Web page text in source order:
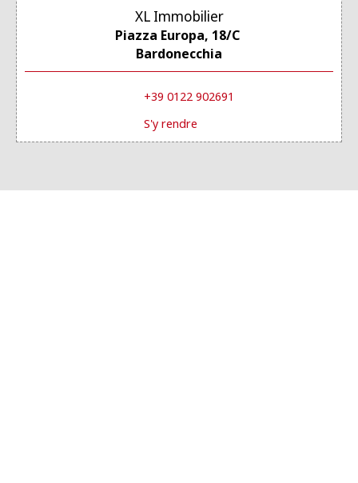
XL Immobilier
Piazza Europa, 18/C
Bardonecchia
+39 0122 902691
S'y rendre